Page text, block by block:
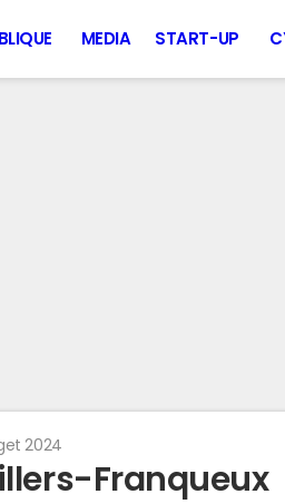
MEDIA START-UP
2024
Franqueux